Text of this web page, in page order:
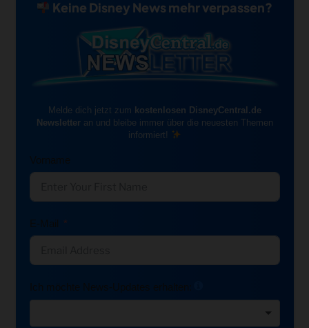
Keine Disney News mehr verpassen?
Melde dich jetzt zum kostenlosen DisneyCentral.de
Newsletteran und bleibe immer über die neuesten Themen
informiert!
Vorname
E-Mail
Ich möchte News-Updates erhalten: